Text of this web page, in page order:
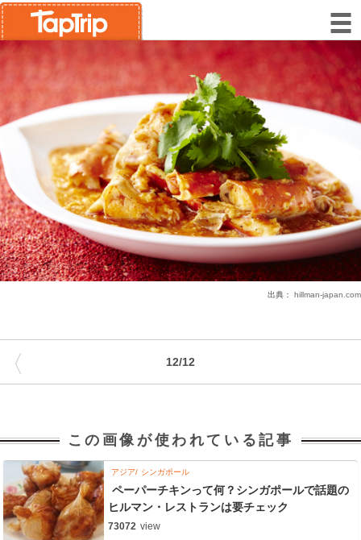
出典： hillman-japan.com
12/12
〈
この画像が使われている記事
アジア シンガポール
ペーパーチキンって何？シンガポールで話題の
ヒルマン・レストランは要チェック
73072 view